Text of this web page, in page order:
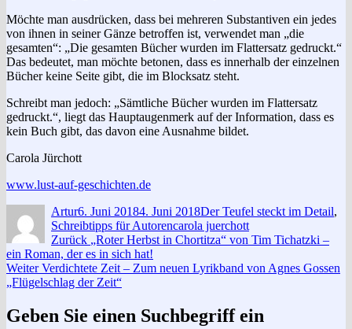
Möchte man ausdrücken, dass bei mehreren Substantiven ein jedes
von ihnen in seiner Gänze betroffen ist, verwendet man „die
gesamten“: „Die gesamten Bücher wurden im Flattersatz gedruckt.“
Das bedeutet, man möchte betonen, dass es innerhalb der einzelnen
Bücher keine Seite gibt, die im Blocksatz steht.
Schreibt man jedoch: „Sämtliche Bücher wurden im Flattersatz
gedruckt.“, liegt das Hauptaugenmerk auf der Information, dass es
kein Buch gibt, das davon eine Ausnahme bildet.
Carola Jürchott
www.lust-auf-geschichten.de
Autor
ArturVeröffentlicht
am
6. Juni 20184. Juni 2018Kategorien
Der Teufel steckt im Detail,
Schreibtipps für AutorenSchlagwörter
carola juerchott
Beitragsnavigation
Zurück
Vorheriger
Beitrag:
„Roter Herbst in Chortitza“ von Tim Tichatzki –
ein Roman, der es in sich hat!
Weiter Nächster
Beitrag:
Verdichtete Zeit – Zum neuen Lyrikband von Agnes Gossen
„Flügelschlag der Zeit“
Geben Sie einen Suchbegriff ein